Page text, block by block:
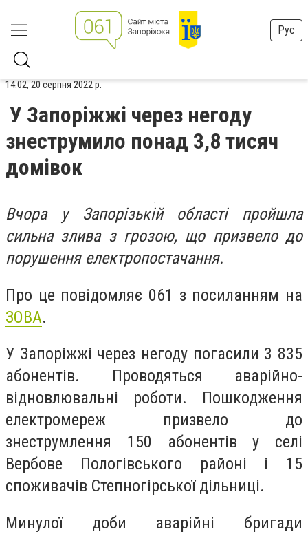
Рус
14:02, 20 серпня 2022 р.
У Запоріжжі через негоду
знеструмило понад 3,8 тисяч
домівок
Вчора у Запорізькій області пройшла
сильна злива з грозою, що призвело до
порушення електропостачання.
Про це повідомляє 061 з посиланням на
ЗОВА.
У Запоріжжі через негоду погасили 3 835
абонентів. Проводяться аварійно-
відновлювальні роботи. Пошкодження
електромереж призвело до
знеструмлення 150 абонентів у селі
Вербове Пологівського районі і 15
споживачів Степногірської дільниці.
Минулої доби аварійні бригади